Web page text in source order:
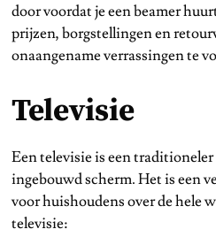
door voordat je een beamer
prijzen, borgstellingen en
onaangename verrassingen te
Televisie
Een televisie is een traditioneler
ingebouwd scherm. Het is een
voor huishoudens over de hele
televisie: